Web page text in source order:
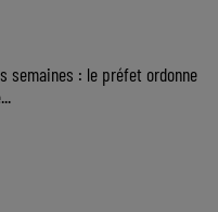
semaines : le préfet ordonne